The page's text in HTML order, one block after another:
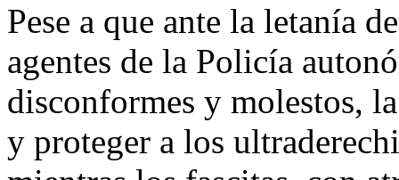
Pese a que ante la letanía
agentes de la Policía
disconformes y molestos,
y proteger a los